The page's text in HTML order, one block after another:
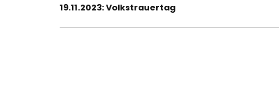
Vorheriger
19.11.2023: Volkstrauertag